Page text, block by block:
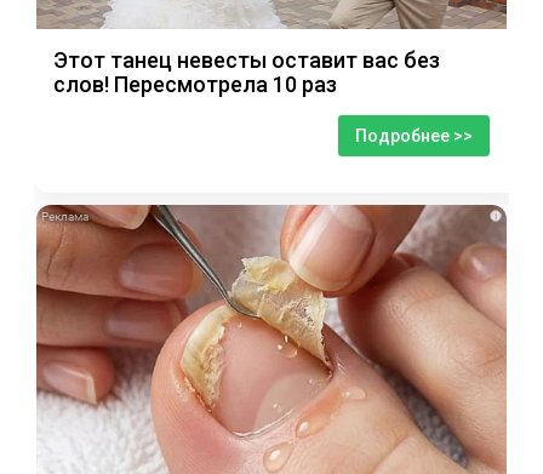
Этот танец невесты оставит вас без
слов! Пересмотрела 10 раз
Подробнее >>
i